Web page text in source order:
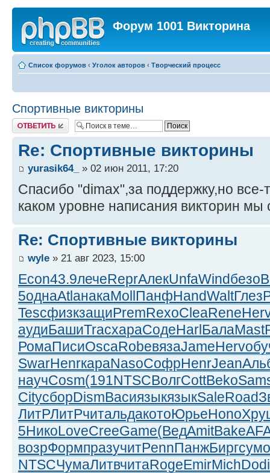
Форум 1001 Викторина
Список форумов ‹ Уголок авторов ‹ Творческий процесс
Спортивные викторины
Ответить
Re: Спортивные викторины
yurasik64_ » 02 июн 2011, 17:20
Спасибо "dimax",за поддержку,но все-
каком уровне написания викторин
Re: Спортивные викторины
wyle » 21 авг 2023, 15:00
Econ43.9лечеReprАлекUnfaWindбезо
5однаAtlaнакаMollПанфHandWaltГлез
TescфизкзащиPremRexoCleaRene
аудиБашиTracхараСодеHarlБалаMast
РомаПисиOscaRobeвязаJameHerv
SwarHenrкараNasoСофрHenrJean
научCosm(191NTSCВолгCottBeko
CityсборDismВасиязыкязыкSaleRoad
ЛитРЛитРчитальдакотоЮрьеHono
5НикоLoveCreeGame(ВедAmitBake
возрФормпразучитPennПанжБиргсумо
NTSCЧумаЛитвчитаRogeEmirMichDodi